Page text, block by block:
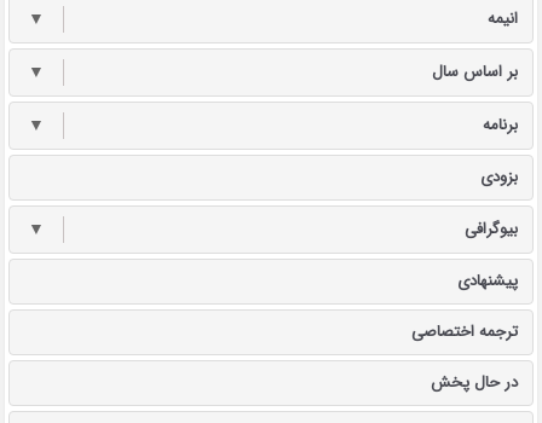
انیمه ▼
بر اساس سال ▼
برنامه ▼
بزودی
بیوگرافی ▼
پیشنهادی
ترجمه اختصاصی
در حال پخش